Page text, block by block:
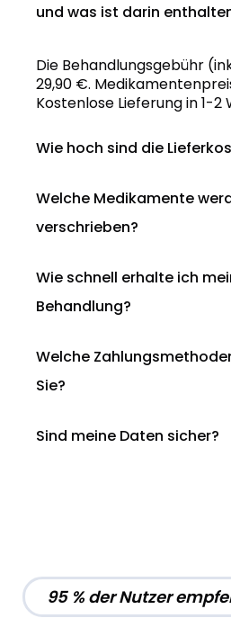
und was ist darin
Die Behandlungsgebühr
29,90 €.
Kostenlose Lieferung in 1-2
Wie hoch sind die
Welche Medikamente
verschrieben?
Wie schnell erhalte ich
Behandlung?
Welche
Sie?
Sind meine Daten sicher?
95 % der Nutzer